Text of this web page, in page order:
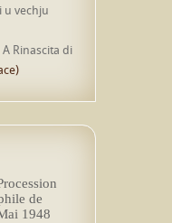
u vechju
Rinascita di
de
1948